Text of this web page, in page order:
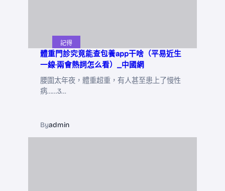
記得
體重門診究竟能查包養app干啥（平易近生
一線·兩會熱詞怎么看）_中國網
腰圍太年夜，體重超重，有人甚至患上了慢性
病……3…
Byadmin